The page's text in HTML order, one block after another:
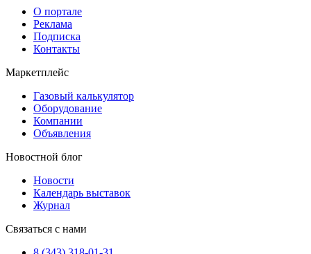
О портале
Реклама
Подписка
Контакты
Маркетплейс
Газовый калькулятор
Оборудование
Компании
Объявления
Новостной блог
Новости
Календарь выставок
Журнал
Связаться с нами